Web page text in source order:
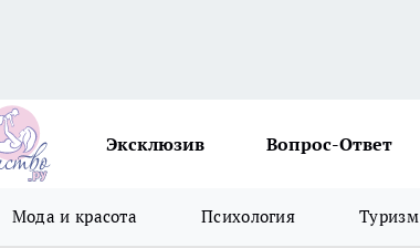
Эксклюзив Вопрос-Ответ
Мода и красота Психология Туризм